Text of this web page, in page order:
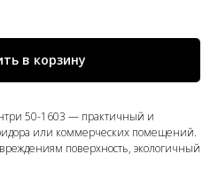
в корзину
50-1603 — практичный и
или коммерческих помещений.
поверхность, экологичный